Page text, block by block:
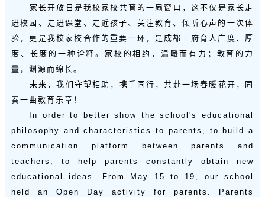
家长开放日是我校家校共育的一扇窗口，这不仅是家长走
进校园、走进课堂、走近孩子、关注教育、倾听心声的一次体
验，更是我校家校合作的重要一环，是成都王府育人广度、厚
度、长度的一种诠释。家校的相约，温暖而有力；教育的力
量，渊源而绵长。
未来，我们守望相助，携手同行，共赴一场春暖花开，同
奏一曲教育乐章！
In order to better show the school's educational
philosophy and characteristics to parents, to build a
communication platform between parents and
teachers, to help parents constantly obtain new
educational ideas. From May 15 to 19, our school
held an Open Day activity for parents. Parents